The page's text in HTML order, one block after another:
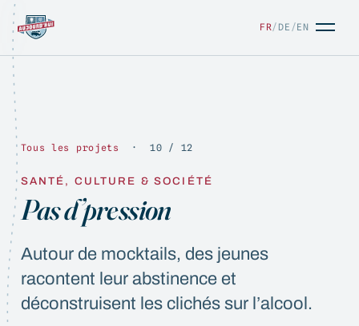
FR/ DE /EN
FR/DE /EN
Tous les projets · 10 / 12
SANTÉ, CULTURE & SOCIÉTÉ
Pas d’pression
Autour de mocktails, des jeunes
racontent leur abstinence et
déconstruisent les clichés sur l’alcool.